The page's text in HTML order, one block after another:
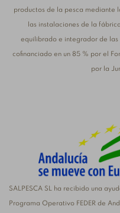
productos de la pesca mediante
las instalaciones de la
equilibrado e integrador de las
cofinanciado en un 85 % por el
por la
SALPESCA SL ha recibido una
Programa Operativo FEDER de